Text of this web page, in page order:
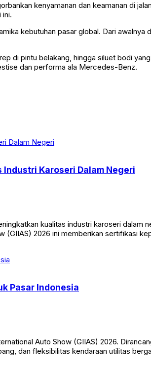
kenyamanan dan keamanan di
ini.
kebutuhan pasar global. Dari
di pintu belakang, hingga siluet bodi
dan performa ala Mercedes-Benz.
Industri Karoseri Dalam Negeri
kualitas industri karoseri dalam
2026 ini memberikan sertifikasi
Pasar Indonesia
Auto Show (GIIAS) 2026.
dan fleksibilitas kendaraan utilitas